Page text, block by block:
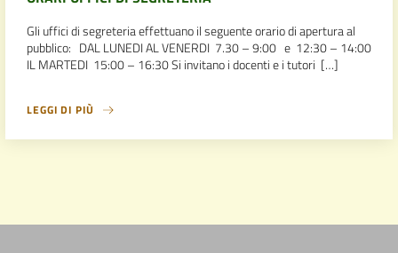
Gli uffici di segreteria effettuano il seguente orario di apertura al
pubblico: DAL LUNEDI AL VENERDI 7.30 – 9:00 e 12:30 – 14:00
IL MARTEDI 15:00 – 16:30 Si invitano i docenti e i tutori […]
LEGGI DI PIÙ